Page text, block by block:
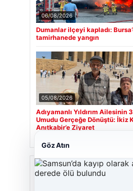
06/08/2026
Dumanlar ilçeyi kapladı:
tamirhanede yangın
05/08/2026
Adıyamanlı Yıldırım Ailesinin
Umudu Gerçeğe Dönüştü: İkiz
Anıtkabir’e Ziyaret
Son Eklenen Firmalar
Göz Atın